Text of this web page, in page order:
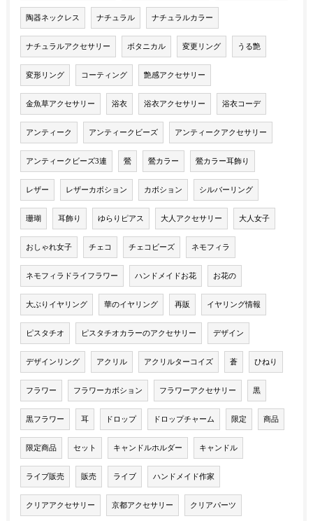
陶器ネックレス ナチュラル ナチュラルカラー
ナチュラルアクセサリー ボタニカル 変更リング うる艶
変形リング コーティング 艶感アクセサリー
金魚草アクセサリー 浴衣 浴衣アクセサリー 浴衣コーデ
アンティーク アンティークビーズ アンティークアクセサリー
アンティークビーズ3連 鶯 鶯カラー 鶯カラー耳飾り
レザー レザーカボション カボション シルバーリング
珊瑚 耳飾り ゆらりピアス 大人アクセサリー 大人女子
おしゃれ女子 チェコ チェコビーズ ネモフィラ
ネモフィラドライフラワー ハンドメイドお花 お花の
大ぶりイヤリング 華のイヤリング 再販 イヤリング情報
ピスタチオ ピスタチオカラーのアクセサリー デザイン
デザインリング アクリル アクリルターコイズ 蒼 ひねり
フラワー フラワーカボション フラワーアクセサリー 黒
黒フラワー 耳 ドロップ ドロップチャーム 限定 商品
限定商品 セット キャンドルホルダー キャンドル
ライブ販売 販売 ライブ ハンドメイド作家
クリアアクセサリー 京都アクセサリー クリアパーツ